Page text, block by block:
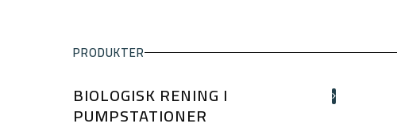
PRODUKTER
BIOLOGISK RENING I
PUMPSTATIONER